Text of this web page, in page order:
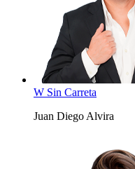
W Sin Carreta
Juan Diego Alvira